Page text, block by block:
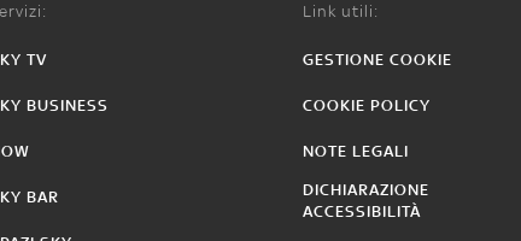
TV
BUSINESS
BAR
Link utili:
GESTIONE COOKIE
COOKIE POLICY
NOTE LEGALI
DICHIARAZIONE
ACCESSIBILITÀ